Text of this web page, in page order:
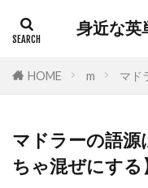
身近な英
HOME m マド
マドラーの語源
ちゃ混ぜにする